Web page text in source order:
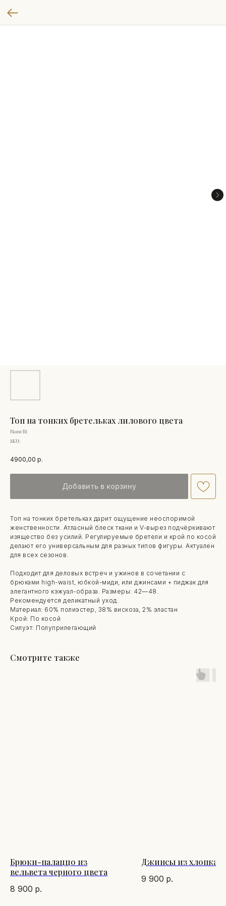
Топ на тонких бретельках лилового цвета
Bianelli
SKU:
4900,00 р.
Добавить в корзину
Топ на тонких бретельках дарит ощущение неоспоримой
женственности. Атласный блеск ткани и V-вырез подчёркивают
изящество без усилий. Регулируемые бретели и крой по косой
делают его универсальным для разных типов фигуры. Актуален
для всех сезонов.
Подходит для деловых встреч и ужинов в сочетании с
брюками high-waist, юбкой-миди, или джинсами + пиджак для
элегантного кэжуал-образа. Размеры: 42—48.
Рекомендуется деликатный уход.
Материал: 60% полиэстер, 38% вискоза, 2% эластан
Крой: По косой
Силуэт: Полуприлегающий
Смотрите также
Брюки-палаццо из
вельвета черного цвета
8 900 р.
Джинсы из хлопка
9 900 р.